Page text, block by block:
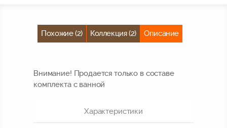
Похожие (2) Коллекция (2) Описание
Внимание! Продается только в составе
комплекта с ванной
Характеристики